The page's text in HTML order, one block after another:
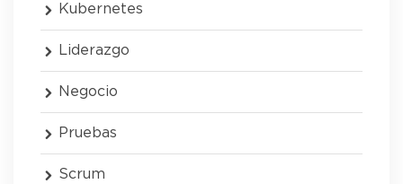
Kubernetes
Liderazgo
Negocio
Pruebas
Scrum